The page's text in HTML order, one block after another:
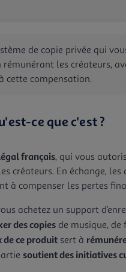
de copie privée qui
les créateurs,
cette compensation.
ce que c'est ?
français, qui vous
créateurs. En échange,
à compenser les pertes
achetez un support
des copies de musique, de
de ce produit sert à
soutient des initiatives